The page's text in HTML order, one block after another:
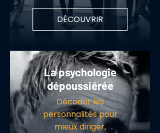
DÉCOUVRIR
La psychologie
dépoussiérée
Décoder les
personnalités pour
mieux diriger,